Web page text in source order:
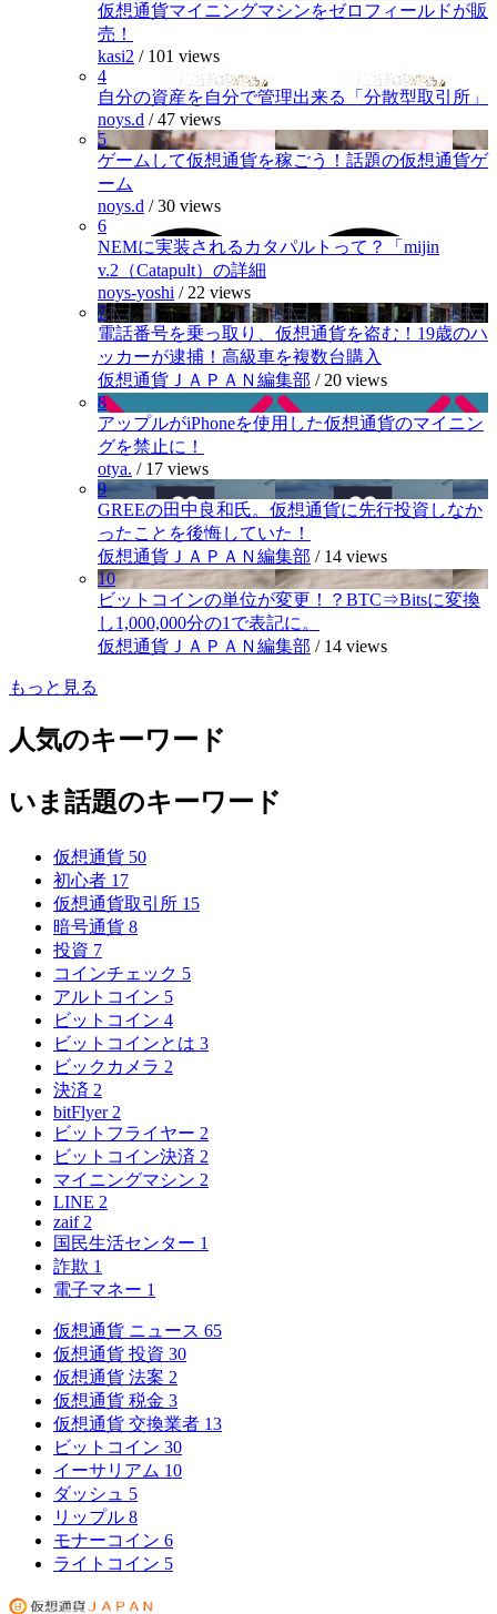
仮想通貨マイニングマシンをゼロフィールドが販
売！
kasi2 / 101 views
4
自分の資産を自分で管理出来る「分散型取引所」
noys.d /47 views
5
ゲームして仮想通貨を稼ごう！話題の仮想通貨ゲ
ーム
noys.d /30 views
6
NEMに実装されるカタパルトって？「mijin
v.2（Catapult）の詳細
noys-yoshi / 22 views
7
電話番号を乗っ取り、仮想通貨を盗む！19歳のハ
ッカーが逮捕！高級車を複数台購入
仮想通貨ＪＡＰＡＮ編集部 / 20 views
8
アップルがiPhoneを使用した仮想通貨のマイニン
グを禁止に！
otya. / 17 views
9
GREEの田中良和氏。仮想通貨に先行投資しなか
ったことを後悔していた！
仮想通貨ＪＡＰＡＮ編集部 / 14 views
10
ビットコインの単位が変更！？BTC⇒Bitsに変換
し1,000,000分の1で表記に。
仮想通貨ＪＡＰＡＮ編集部 / 14 views
もっと見る
人気のキーワード
いま話題のキーワード
仮想通貨 50
初心者 17
仮想通貨取引所 15
暗号通貨 8
投資 7
コインチェック 5
アルトコイン 5
ビットコイン 4
ビットコインとは 3
ビックカメラ 2
決済 2
bitFlyer 2
ビットフライヤー 2
ビットコイン決済 2
マイニングマシン 2
LINE 2
zaif 2
国民生活センター 1
詐欺 1
電子マネー 1
仮想通貨 ニュース 65
仮想通貨 投資 30
仮想通貨 法案 2
仮想通貨 税金 3
仮想通貨 交換業者 13
ビットコイン 30
イーサリアム 10
ダッシュ 5
リップル 8
モナーコイン 6
ライトコイン 5